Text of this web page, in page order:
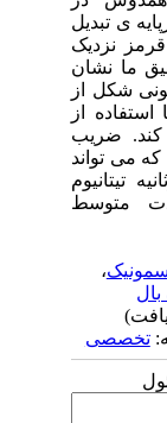
ی تبدیل
نزدیک
ما نشان
شکل از
از
کند. ضریب
میباشد که می تواند
تیتانیوم
متوسط
،
تخصصی